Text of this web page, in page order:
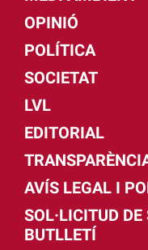
OPINIÓ
POLÍTICA
SOCIETAT
LVL
EDITORIAL
AVÍS LEGAL I
SOL·LICITUD
BUTLLETÍ